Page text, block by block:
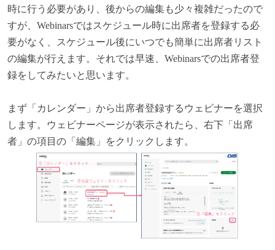
時に行う必要があり、後からの編集も少々複雑だったので
すが、Webinarsではスケジュール時に出席者を登録する必
要がなく、スケジュール後にいつでも簡単に出席者リスト
の編集が行えます。それでは早速、Webinarsでの出席者登
録をしてみたいと思います。
まず「カレンダー」から出席者登録するウェビナーを選択
します。ウェビナーページが表示されたら、右下「出席
者」の項目の「編集」をクリックします。